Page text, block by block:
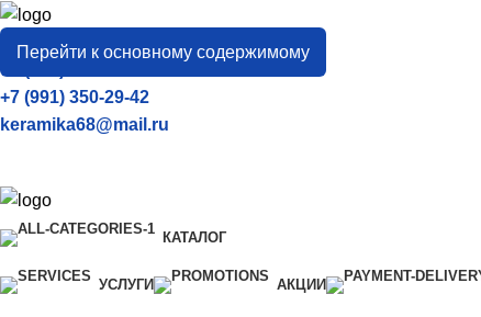
Перейти к основному содержимому
город
Тамбов
+7 (906) 657-33-54
+7 (991) 350-29-42
keramika68@mail.ru
КАТАЛОГ
УСЛУГИ АКЦИИ